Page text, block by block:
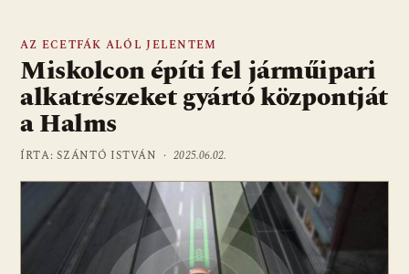
AZ ECETFÁK ALÓL JELENTEM
Miskolcon építi fel járműipari
alkatrészeket gyártó központját
a Halms
ÍRTA: SZÁNTÓ ISTVÁN ·2025.06.02.